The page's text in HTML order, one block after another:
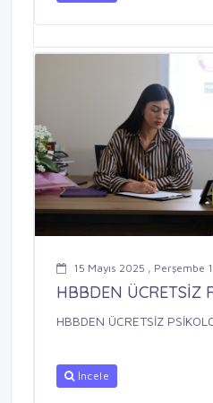
15 Mayıs 2025 , Perşembe
HBBDEN ÜCRETSİZ
HBBDEN ÜCRETSİZ
İncele